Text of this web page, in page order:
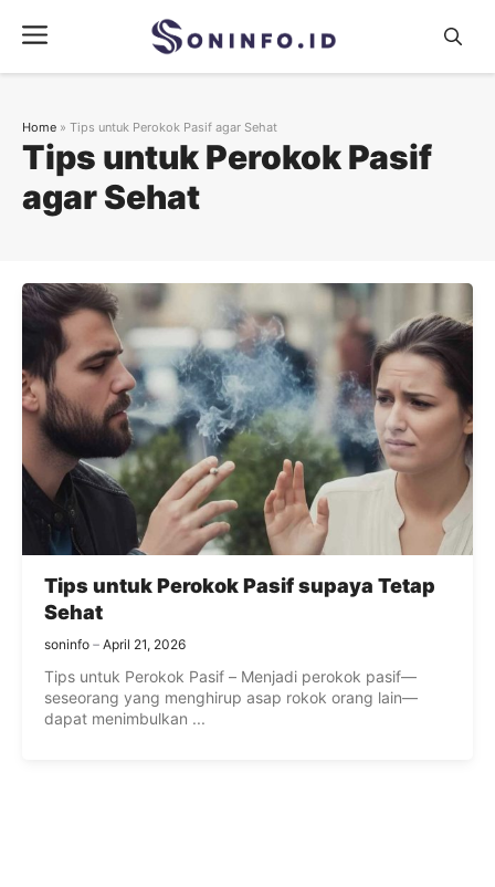
content
Menu
Tips untuk Perokok Pasif
agar Sehat
Home » Tips untuk Perokok Pasif agar Sehat
Tips untuk Perokok Pasif supaya Tetap
Sehat
soninfo April 21, 2026
Tips untuk Perokok Pasif – Menjadi perokok pasif—
seseorang yang menghirup asap rokok orang lain—
dapat menimbulkan ...